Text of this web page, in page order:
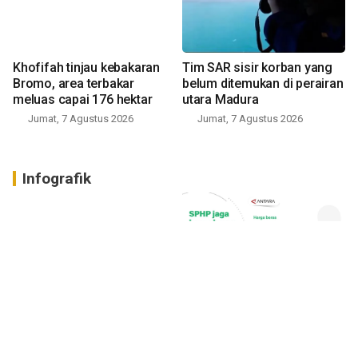
Khofifah tinjau kebakaran
Bromo, area terbakar
meluas capai 176 hektar
Jumat, 7 Agustus 2026
Tim SAR sisir korban yang
belum ditemukan di perairan
utara Madura
Jumat, 7 Agustus 2026
Infografik